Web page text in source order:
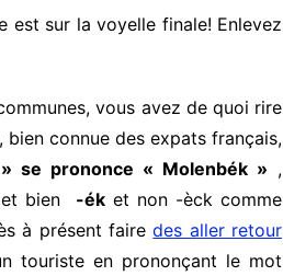
est sur la voyelle finale! Enlevez
vous avez de quoi rire
, bien connue des expats français,
se prononce « Molenbék » ,
bien -ék et non -èck comme
à présent fairedes aller retour
touriste en prononçant le mot